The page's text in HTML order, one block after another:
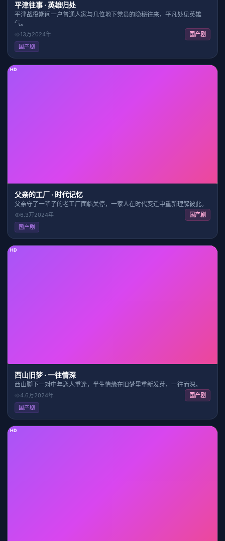
平津往事 · 英雄归处
平津战役期间一户普通人家与几位地下党员的隐秘往来，平凡处见英雄
气。
13万2024年 国产剧
国产剧
HD
父亲的工厂 · 时代记忆
父亲守了一辈子的老工厂面临关停，一家人在时代变迁中重新理解彼此。
6.3万2024年 国产剧
国产剧
HD
西山旧梦 · 一往情深
西山脚下一对中年恋人重逢，半生情缘在旧梦里重新发芽，一往而深。
4.6万2024年 国产剧
国产剧
HD